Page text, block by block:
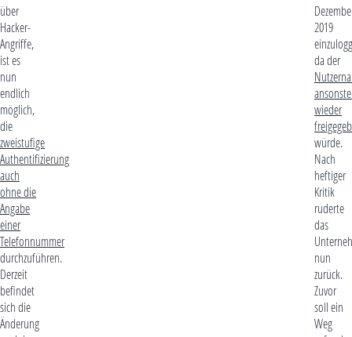
über
Hacker-
Angriffe,
ist es
nun
endlich
möglich,
die
zweistufige
Authentifizierung
auch
ohne die
Angabe
einer
Telefonnummer
durchzuführen.
Derzeit
befindet
sich die
Änderung
2019
da der
wieder
würde.
Nach
heftiger
Kritik
ruderte
das
nun
zurück.
Zuvor
soll ein
Weg